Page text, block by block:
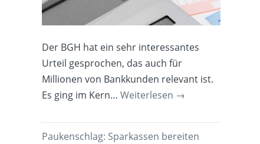
Der BGH hat ein sehr interessantes
Urteil gesprochen, das auch für
Millionen von Bankkunden relevant ist.
Es ging im Kern…Weiterlesen →
Paukenschlag: Sparkassen bereiten